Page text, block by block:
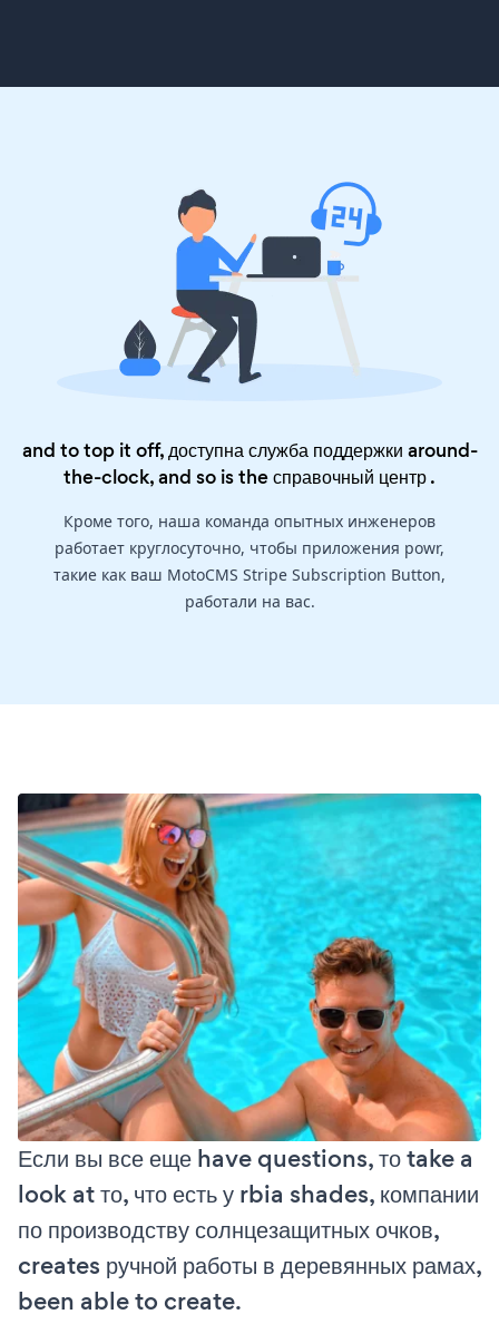
and to top it off, доступна служба поддержки around-
the-clock, and so is theсправочный центр.
Кроме того, наша команда опытных инженеров
работает круглосуточно, чтобы приложения powr,
такие как ваш MotoCMS Stripe Subscription Button,
работали на вас.
Если вы все еще have questions, то take a
look at то, что есть у rbia shades, компании
по производству солнцезащитных очков,
creates ручной работы в деревянных рамах,
been able to create.